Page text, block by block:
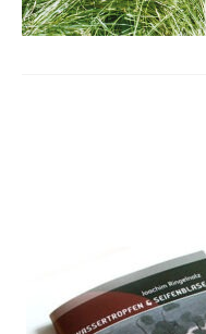
LYRIK:POST
Andenken
Neuerscheinungen